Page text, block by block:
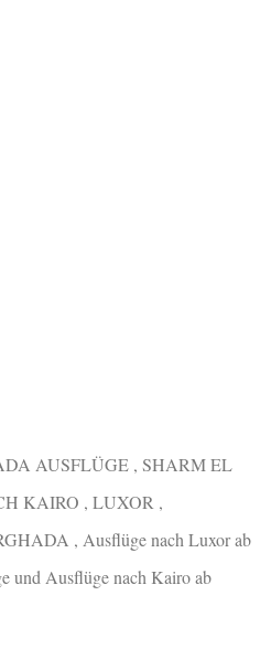
AUSFLÜGE , SHARM EL
KAIRO , LUXOR ,
, Ausflüge nach Luxor ab
und Ausflüge nach Kairo ab